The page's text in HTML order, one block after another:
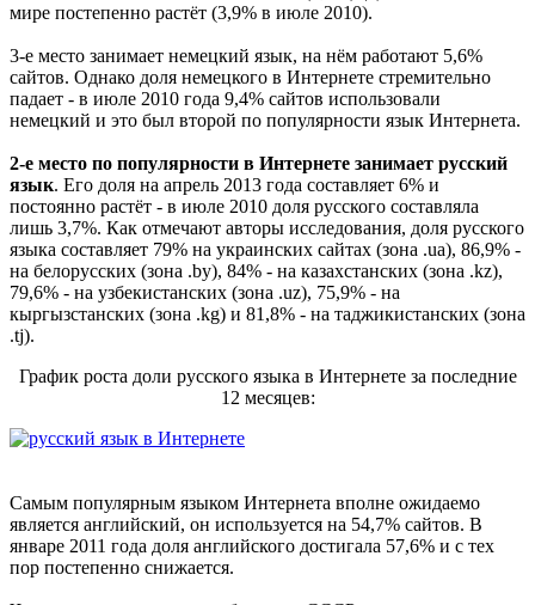
мире постепенно растёт (3,9% в июле 2010).
3-е место занимает немецкий язык, на нём работают 5,6%
сайтов. Однако доля немецкого в Интернете стремительно
падает - в июле 2010 года 9,4% сайтов использовали
немецкий и это был второй по популярности язык Интернета.
2-е место по популярности в Интернете занимает русский
язык. Его доля на апрель 2013 года составляет 6% и
постоянно растёт - в июле 2010 доля русского составляла
лишь 3,7%. Как отмечают авторы исследования, доля русского
языка составляет 79% на украинских сайтах (зона .ua), 86,9% -
на белорусских (зона .by), 84% - на казахстанских (зона .kz),
79,6% - на узбекистанских (зона .uz), 75,9% - на
кыргызстанских (зона .kg) и 81,8% - на таджикистанских (зона
.tj).
График роста доли русского языка в Интернете за последние
12 месяцев:
Самым популярным языком Интернета вполне ожидаемо
является английский, он используется на 54,7% сайтов. В
январе 2011 года доля английского достигала 57,6% и с тех
пор постепенно снижается.